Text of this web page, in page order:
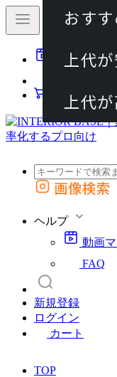
動画マニュ
カート
外部サイトの商品
画像検索
ヘルプ
動画
FAQ
新規登録
ログイン
カート
TOP
おす
上代
上代